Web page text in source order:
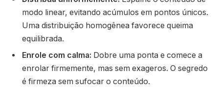
modo linear, evitando acúmulos em pontos únicos.
Uma distribuição homogênea favorece queima
equilibrada.
Enrole com calma: Dobre uma ponta e comece a
enrolar firmemente, mas sem exageros. O segredo
é firmeza sem sufocar o conteúdo.